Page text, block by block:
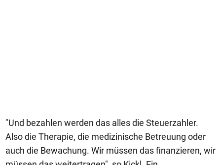
"Und bezahlen werden das alles die Steuerzahler.
Also die Therapie, die medizinische Betreuung oder
auch die Bewachung. Wir müssen das finanzieren, wir